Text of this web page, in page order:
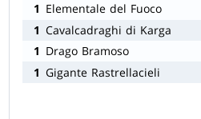
1 Elementale del Fuoco
1 Cavalcadraghi di Karga
1 Drago Bramoso
1 Gigante Rastrellacieli